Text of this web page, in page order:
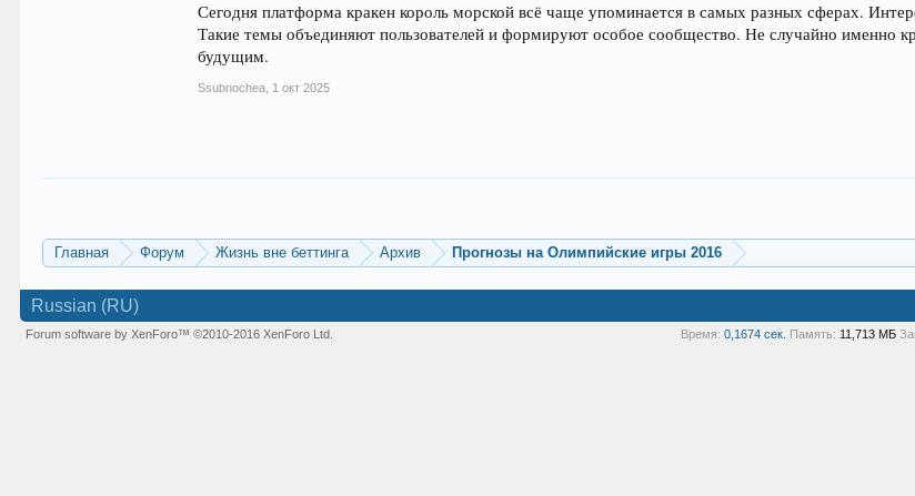
Сегодня платформа кракен король морской всё чаще упоминается в самых разных сферах.
Такие темы объединяют пользователей и формируют особое сообщество. Не случайно именно
будущим.
Ssubnochea 1 окт 2025
Главная Форум Жизнь вне беттинга Архив Прогнозы на Олимпийские игры 2016
Russian (RU)
Forum software by XenForo™©2010-2016 XenForo Ltd. Время: 0,1674 сек. Память: 11,713 МБ